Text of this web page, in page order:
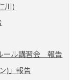
川)
ール講習会 報告
)」報告